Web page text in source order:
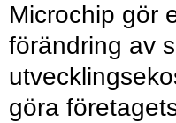
Microchip gör
förändring av
göra